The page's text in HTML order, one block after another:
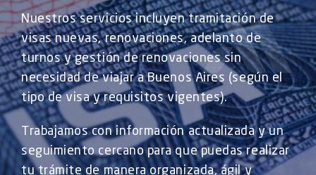
Nuestros servicios incluyen tramitación de
visas nuevas, renovaciones, adelanto de
turnos y gestión de renovaciones sin
necesidad de viajar a Buenos Aires (según el
tipo de visa y requisitos vigentes).
Trabajamos con información actualizada y un
seguimiento cercano para que puedas realizar
tu trámite de manera organizada, ágil y